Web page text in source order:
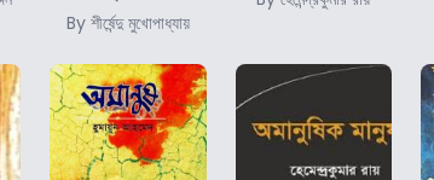
By শীর্ষেন্দু মুখোপাধ্যায়